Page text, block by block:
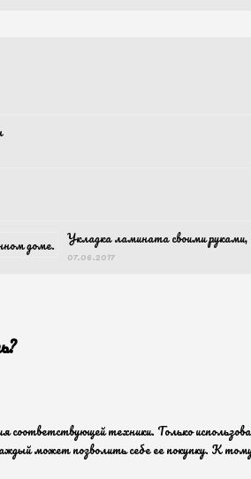
Укладка ламината своими
07.06.2017
техники. Только
может позволить себе ее покупку. К